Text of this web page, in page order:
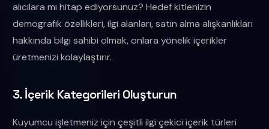
alıcılara mı hitap ediyorsunuz? Hedef kitlenizin
demografik özellikleri, ilgi alanları, satın alma alışkanlıkları
hakkında bilgi sahibi olmak, onlara yönelik içerikler
üretmenizi kolaylaştırır.
3. İçerik Kategorileri Oluşturun
Kuyumcu işletmeniz için çeşitli ilgi çekici içerik türleri